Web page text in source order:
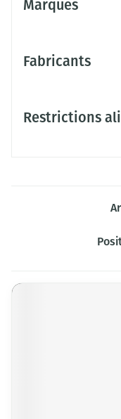
Marques
Fabricants
Restrictions
Trier